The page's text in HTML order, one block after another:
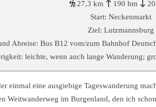
27,3 km
190 hm
Start: Neckenmarkt
Ziel: Lutzmannsburg
Abreise: Bus B12 vom/zum Bahnhof
leichte, wenn auch lange Wanderung;
einmal eine ausgiebige Tageswanderung
Weitwanderweg im Burgenland, den ich